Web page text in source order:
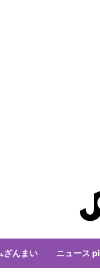
ざんまい ニュース